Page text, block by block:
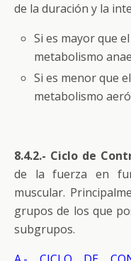
de la duración y la
Si es mayor que
metabolismo
Si es menor que
metabolismo
8.4.2.- Ciclo de
de la fuerza en
muscular.
grupos de los que
subgrupos.